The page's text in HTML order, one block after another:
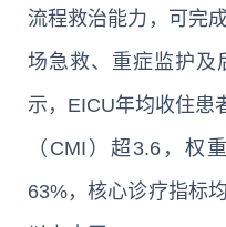
流程救治能力，可完
场急救、重症监护及
示，EICU年均收住患
（CMI）超3.6，权
63%，核心诊疗指标